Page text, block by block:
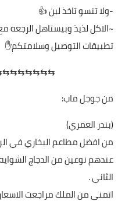
-ولا تنسو تاخذ لبن 👍
~الاكل لذيذ وبيستاهل
تطبيقات التوصيل وسلامتكم✋
من جوجل ماب:
(بندر العمري)
من افضل مطاعم البخاري في
عندهم نوعين من الدجاج
الثاني .
اتمنى من الملك مراجعت